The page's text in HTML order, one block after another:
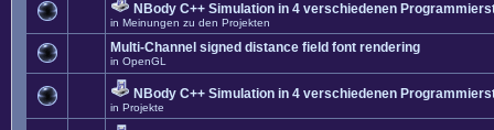
NBody C++ Simulation in 4 verschiedenen
in Meinungen zu den Projekten
Multi-Channel signed distance field font rendering
in OpenGL
NBody C++ Simulation in 4 verschiedenen
in Projekte